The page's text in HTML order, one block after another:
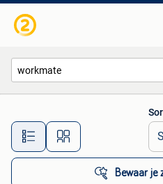
Alle
Bewaar je